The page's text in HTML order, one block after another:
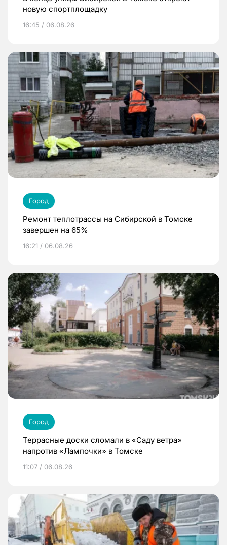
новую спортплощадку
16:45 / 06.08.26
Город
Ремонт теплотрассы на Сибирской в Томске
завершен на 65%
16:21 / 06.08.26
Город
Террасные доски сломали в «Саду ветра»
напротив «Лампочки» в Томске
11:07 / 06.08.26